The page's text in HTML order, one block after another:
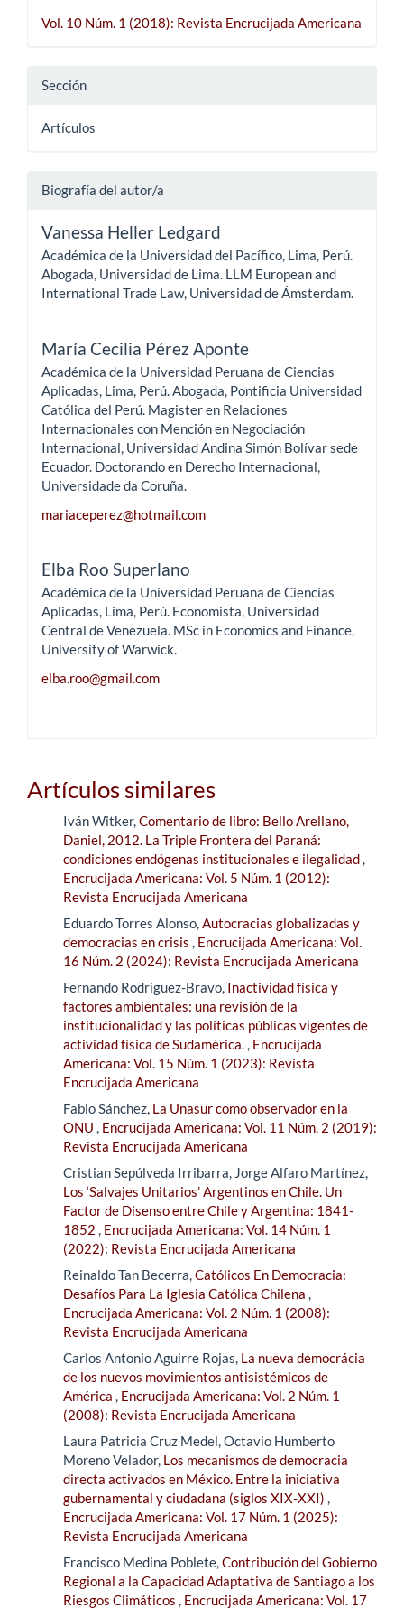
Vol. 10 Núm. 1 (2018): Revista Encrucijada Americana
Sección
Artículos
Biografía del autor/a
Vanessa Heller Ledgard
Académica de la Universidad del Pacífico, Lima, Perú.
Abogada, Universidad de Lima. LLM European and
International Trade Law, Universidad de Ámsterdam.
María Cecilia Pérez Aponte
Académica de la Universidad Peruana de Ciencias
Aplicadas, Lima, Perú. Abogada, Pontificia Universidad
Católica del Perú. Magister en Relaciones
Internacionales con Mención en Negociación
Internacional, Universidad Andina Simón Bolívar sede
Ecuador. Doctorando en Derecho Internacional,
Universidade da Coruña.
mariaceperez@hotmail.com
Elba Roo Superlano
Académica de la Universidad Peruana de Ciencias
Aplicadas, Lima, Perú. Economista, Universidad
Central de Venezuela. MSc in Economics and Finance,
University of Warwick.
elba.roo@gmail.com
Artículos similares
Iván Witker,Comentario de libro: Bello Arellano,
Daniel, 2012. La Triple Frontera del Paraná:
condiciones endógenas institucionales e ilegalidad,
Encrucijada Americana: Vol. 5 Núm. 1 (2012):
Revista Encrucijada Americana
Eduardo Torres Alonso,Autocracias globalizadas y
democracias en crisis , Encrucijada Americana: Vol.
16 Núm. 2 (2024): Revista Encrucijada Americana
Fernando Rodríguez-Bravo, Inactividad física y
factores ambientales: una revisión de la
institucionalidad y las políticas públicas vigentes de
actividad física de Sudamérica., Encrucijada
Americana: Vol. 15 Núm. 1 (2023): Revista
Encrucijada Americana
Fabio Sánchez, La Unasur como observador en la
ONU , Encrucijada Americana: Vol. 11 Núm. 2 (2019):
Revista Encrucijada Americana
Cristian Sepúlveda Irribarra, Jorge Alfaro Martínez,
Los ‘Salvajes Unitarios’ Argentinos en Chile. Un
Factor de Disenso entre Chile y Argentina: 1841-
1852 , Encrucijada Americana: Vol. 14 Núm. 1
(2022): Revista Encrucijada Americana
Reinaldo Tan Becerra,Católicos En Democracia:
Desafíos Para La Iglesia Católica Chilena ,
Encrucijada Americana: Vol. 2 Núm. 1 (2008):
Revista Encrucijada Americana
Carlos Antonio Aguirre Rojas, La nueva democrácia
de los nuevos movimientos antisistémicos de
América , Encrucijada Americana: Vol. 2 Núm. 1
(2008): Revista Encrucijada Americana
Laura Patricia Cruz Medel, Octavio Humberto
Moreno Velador, Los mecanismos de democracia
directa activados en México. Entre la iniciativa
gubernamental y ciudadana (siglos XIX-XXI) ,
Encrucijada Americana: Vol. 17 Núm. 1 (2025):
Revista Encrucijada Americana
Francisco Medina Poblete,Contribución del Gobierno
Regional a la Capacidad Adaptativa de Santiago a los
Riesgos Climáticos , Encrucijada Americana: Vol. 17